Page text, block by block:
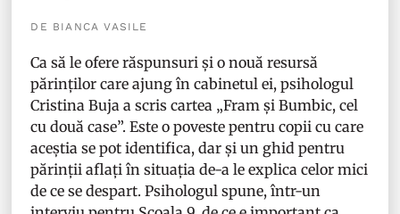
DE BIANCA VASILE
Ca să le ofere răspunsuri și o nouă resursă
părinților care ajung în cabinetul ei, psihologul
Cristina Buja a scris cartea „Fram și Bumbic, cel
cu două case”. Este o poveste pentru copii cu care
aceștia se pot identifica, dar și un ghid pentru
părinții aflați în situația de-a le explica celor mici
de ce se despart. Psihologul spune, într-un